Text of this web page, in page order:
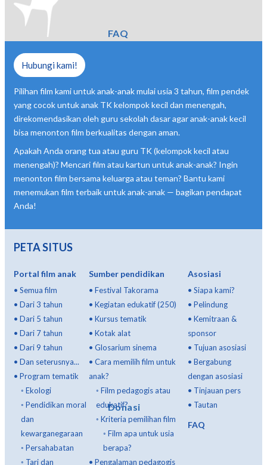
FAQ
Donasi
Hubungi kami!
Pilihan film kami untuk anak-anak mulai usia 3 tahun, film pendek
yang cocok untuk anak TK kelompok kecil dan menengah,
direkomendasikan oleh guru sekolah dasar agar anak-anak kecil
bisa menonton film berkualitas dengan aman.
Apakah Anda orang tua atau guru TK (kelompok kecil atau
menengah)? Mencari film atau kartun untuk anak-anak? Ingin
menonton film bersama keluarga atau teman? Bantu kami
menemukan film terbaik untuk anak-anak — bagikan pendapat
Anda!
PETA SITUS
Portal film anak
• Semua film
• Dari 3 tahun
• Dari 5 tahun
• Dari 7 tahun
• Dari 9 tahun
• Dan seterusnya...
• Program tematik
◦ Ekologi
◦ Pendidikan moral
dan
kewarganegaraan
◦ Persahabatan
◦ Tari dan
Sumber pendidikan
• Festival Takorama
• Kegiatan edukatif (250)
• Kursus tematik
• Kotak alat
• Glosarium sinema
• Cara memilih film untuk
anak?
◦ Film pedagogis atau
edukatif?
◦ Kriteria pemilihan film
◦ Film apa untuk usia
berapa?
• Pengalaman pedagogis
Asosiasi
•Siapa kami?
•Pelindung
•Kemitraan &
sponsor
• Tujuan asosiasi
•Bergabung
dengan asosiasi
• Tinjauan pers
• Tautan
FAQ